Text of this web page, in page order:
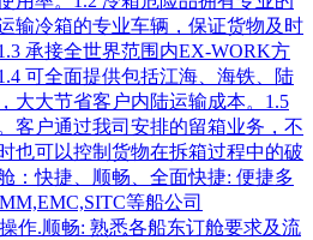
输冷箱的专业车辆，保证货物及时
承接全世界范围内EX-WORK方
可全面提供包括江海、海铁、陆
大大节省客户内陆运输成本。1.5
客户通过我司安排的留箱业务，不
也可以控制货物在拆箱过程中的破
：快捷、顺畅、全面快捷: 便捷多
等船公司
作.顺畅: 熟悉各船东订舱要求及流